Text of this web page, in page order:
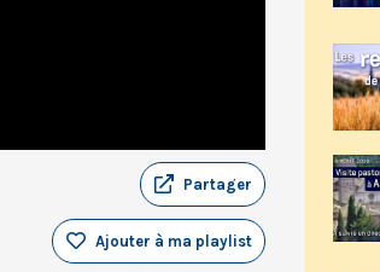
Partager
Ajouter à ma playlist